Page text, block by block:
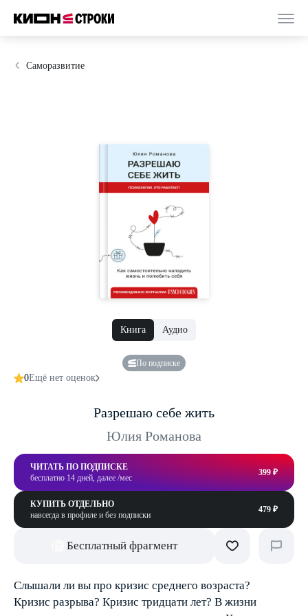
Саморазвитие
Книга Аудио
По подписке
0Ещё нет оценок
Разрешаю себе жить
Юлия Романова
ЧИТАТЬ ПО ПОДПИСКЕ
бесплатно 14 дней, далее /мес
399 ₽
КУПИТЬ ОТДЕЛЬНО
навсегда в профиле и без подписки
479 ₽
Бесплатный фрагмент
Слышали ли вы про кризис среднего возраста?
Кризис разрыва? Кризис тридцати лет? В жизни